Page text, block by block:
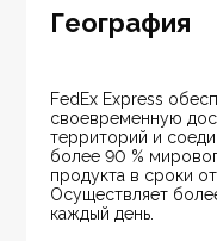
География
FedEx Express
своевременную
территорий и
более 90 %
продукта в сроки
Осуществляет
каждый день.